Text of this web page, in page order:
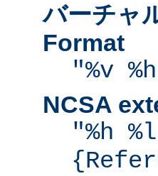
バーチャ
Format
"%v
NCSA
"%h